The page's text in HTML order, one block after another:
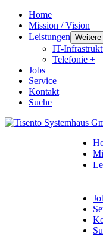
Home
Mission / Vision
Leistungen
IT-
Telefonie +
Jobs
Service
Kontakt
Suche